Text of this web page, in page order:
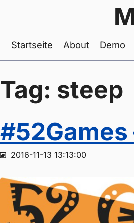
Startseite About Demo
Tag: steep
#52Games
2016-11-13 13:13:00